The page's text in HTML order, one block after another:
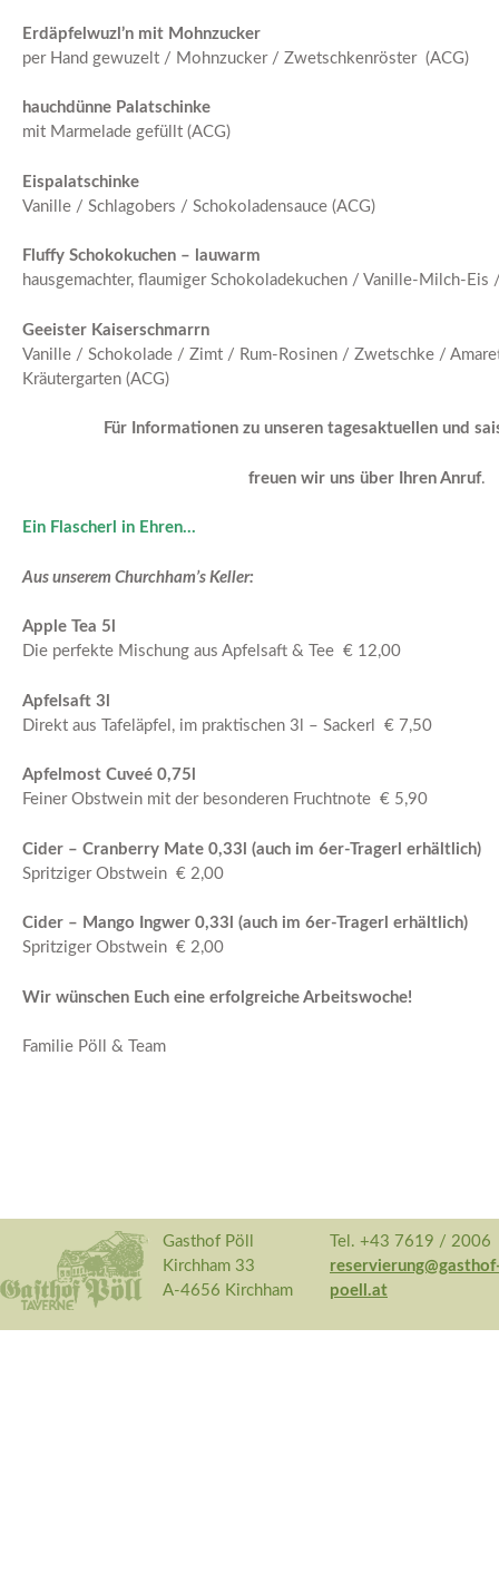
Erdäpfelwuzl’n mit Mohnzucker
per Hand gewuzelt / Mohnzucker / Zwetschkenröster (ACG)
hauchdünne Palatschinke
mit Marmelade gefüllt (ACG)
Eispalatschinke
Vanille / Schlagobers / Schokoladensauce (ACG)
Fluffy Schokokuchen – lauwarm
hausgemachter, flaumiger Schokoladekuchen / Vanille-Milch-Eis
Geeister Kaiserschmarrn
Vanille / Schokolade / Zimt / Rum-Rosinen / Zwetschke /
Kräutergarten (ACG)
Für Informationen zu unseren tagesaktuellen und
freuen wir uns über Ihren Anruf.
Ein Flascherl in Ehren…
Aus unserem Churchham’s Keller:
Apple Tea 5l
Die perfekte Mischung aus Apfelsaft & Tee € 12,00
Apfelsaft 3l
Direkt aus Tafeläpfel, im praktischen 3l – Sackerl € 7,50
Apfelmost Cuveé 0,75l
Feiner Obstwein mit der besonderen Fruchtnote € 5,90
Cider – Cranberry Mate 0,33l (auch im 6er-Tragerl erhältlich)
Spritziger Obstwein € 2,00
Cider – Mango Ingwer 0,33l (auch im 6er-Tragerl erhältlich)
Spritziger Obstwein € 2,00
Wir wünschen Euch eine erfolgreiche Arbeitswoche!
Familie Pöll & Team
Gasthof Pöll
Kirchham 33
A-4656 Kirchham
Tel. +43 7619 / 2006
poell.at